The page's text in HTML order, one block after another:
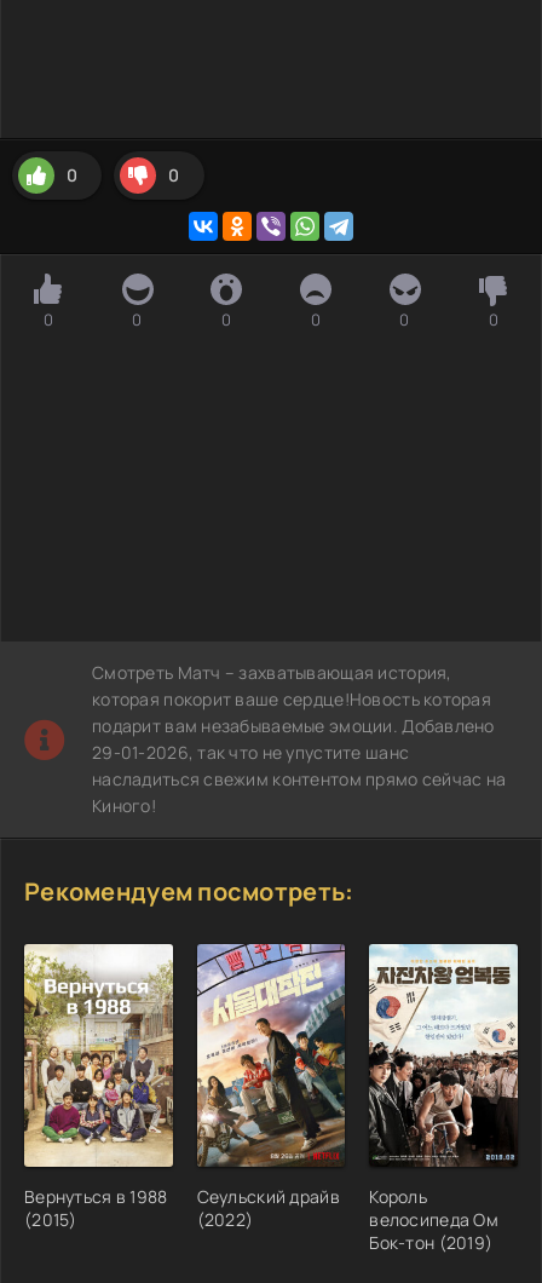
0 0
0 0 0 0 0 0
Смотреть Матч – захватывающая история,
которая покорит ваше сердце!Новость которая
подарит вам незабываемые эмоции. Добавлено
29-01-2026, так что не упустите шанс
насладиться свежим контентом прямо сейчас на
Киного!
Рекомендуем посмотреть:
Вернуться в 1988
(2015)
Сеульский драйв
(2022)
Король
велосипеда Ом
Бок-тон (2019)